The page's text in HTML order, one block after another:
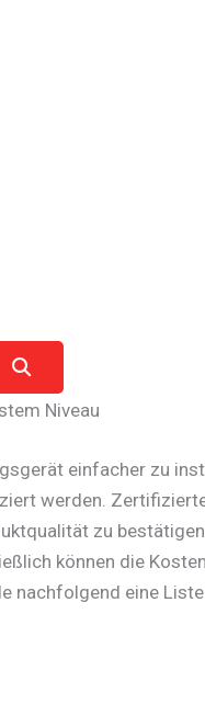
Niveau
einfacher zu
werden.
zu
können die
nachfolgend eine